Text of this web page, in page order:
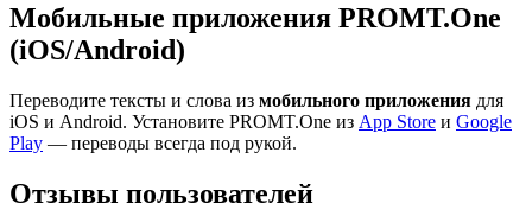
Мобильные приложения PROMT.One
(iOS/Android)
Переводите тексты и слова из мобильного приложения для
iOS и Android. Установите PROMT.One из App Store и Google
Play — переводы всегда под рукой.
Отзывы пользователей